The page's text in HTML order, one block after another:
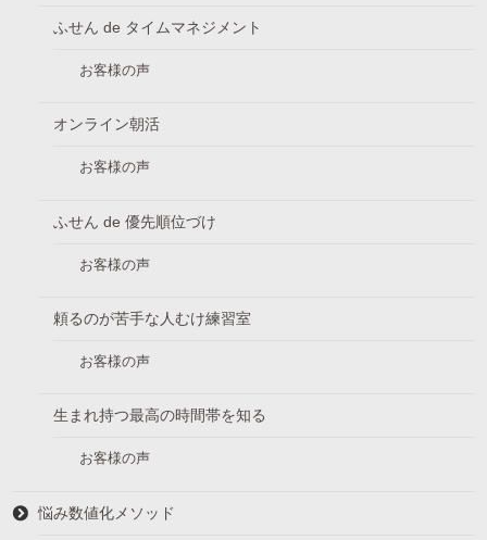
ふせん de タイムマネジメント
お客様の声
オンライン朝活
お客様の声
ふせん de 優先順位づけ
お客様の声
頼るのが苦手な人むけ練習室
お客様の声
生まれ持つ最高の時間帯を知る
お客様の声
悩み数値化メソッド